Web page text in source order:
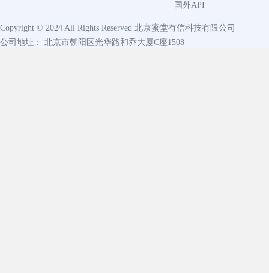
国外API
Copyright © 2024 All Rights Reserved 北京蜜堂有信科技有限公司
公司地址： 北京市朝阳区光华路和乔大厦C座1508